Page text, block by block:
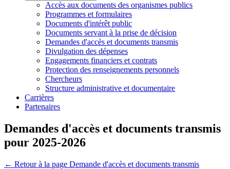
Accès aux documents des organismes publics
Programmes et formulaires
Documents d'intérêt public
Documents servant à la prise de décision
Demandes d'accès et documents transmis
Divulgation des dépenses
Engagements financiers et contrats
Protection des renseignements personnels
Chercheurs
Structure administrative et documentaire
Carrières
Partenaires
Demandes d'accès et documents transmis
pour 2025-2026
← Retour à la page Demande d'accès et documents transmis